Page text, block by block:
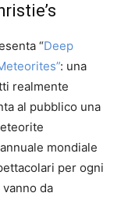
“Deep
: una
realmente
al pubblico una
mondiale
per ogni
da